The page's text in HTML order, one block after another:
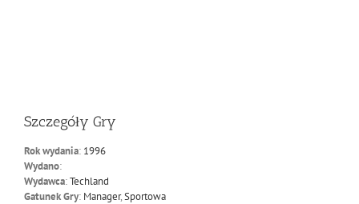
Szczegóły Gry
Rok wydania: 1996
Wydano:
Wydawca:Techland
Gatunek Gry: Manager,Sportowa